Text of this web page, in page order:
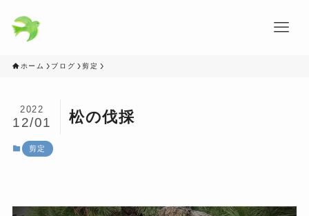
ホーム ブログ 剪定
松の伐採
2022
12/01
剪定